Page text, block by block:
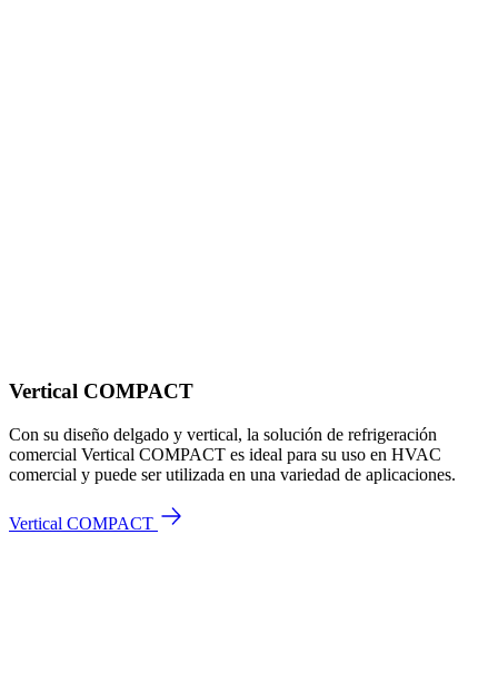
Vertical COMPACT
Con su diseño delgado y vertical, la solución de refrigeración
comercial Vertical COMPACT es ideal para su uso en HVAC
comercial y puede ser utilizada en una variedad de aplicaciones.
Vertical COMPACT